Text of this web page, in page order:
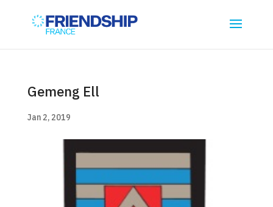
Gemeng Ell
Jan 2, 2019